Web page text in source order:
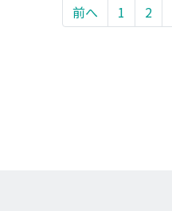
前へ 1 2